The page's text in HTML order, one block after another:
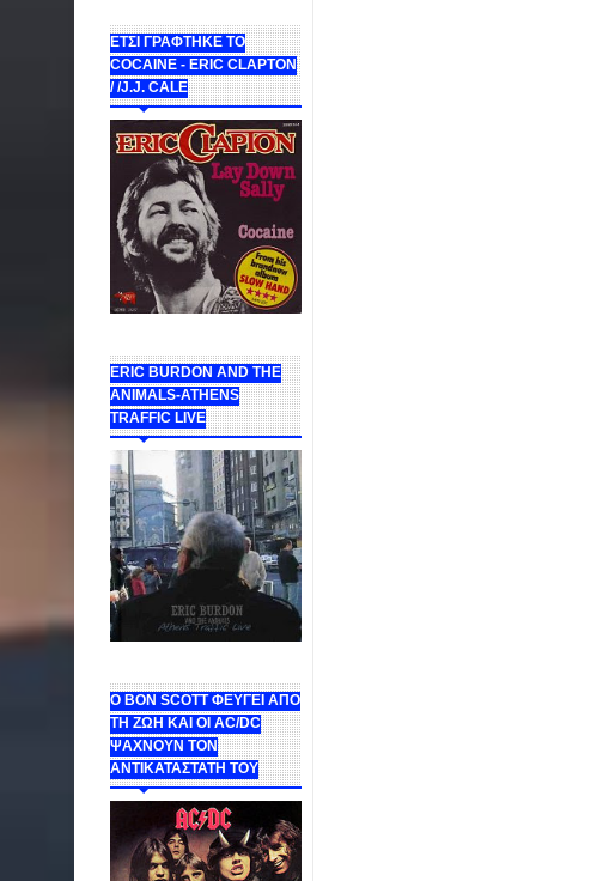
ΕΤΣΙ ΓΡΑΦΤΗΚΕ ΤΟ
COCAINE - ERIC CLAPTON
/ /J.J. CALE
ERIC BURDON AND THE
ANIMALS-ATHENS
TRAFFIC LIVE
Ο BON SCOTT ΦΕΥΓΕΙ ΑΠΟ
ΤΗ ΖΩΗ ΚΑΙ ΟΙ AC/DC
ΨΑΧΝΟΥΝ ΤΟΝ
ΑΝΤΙΚΑΤΑΣΤΑΤΗ ΤΟΥ